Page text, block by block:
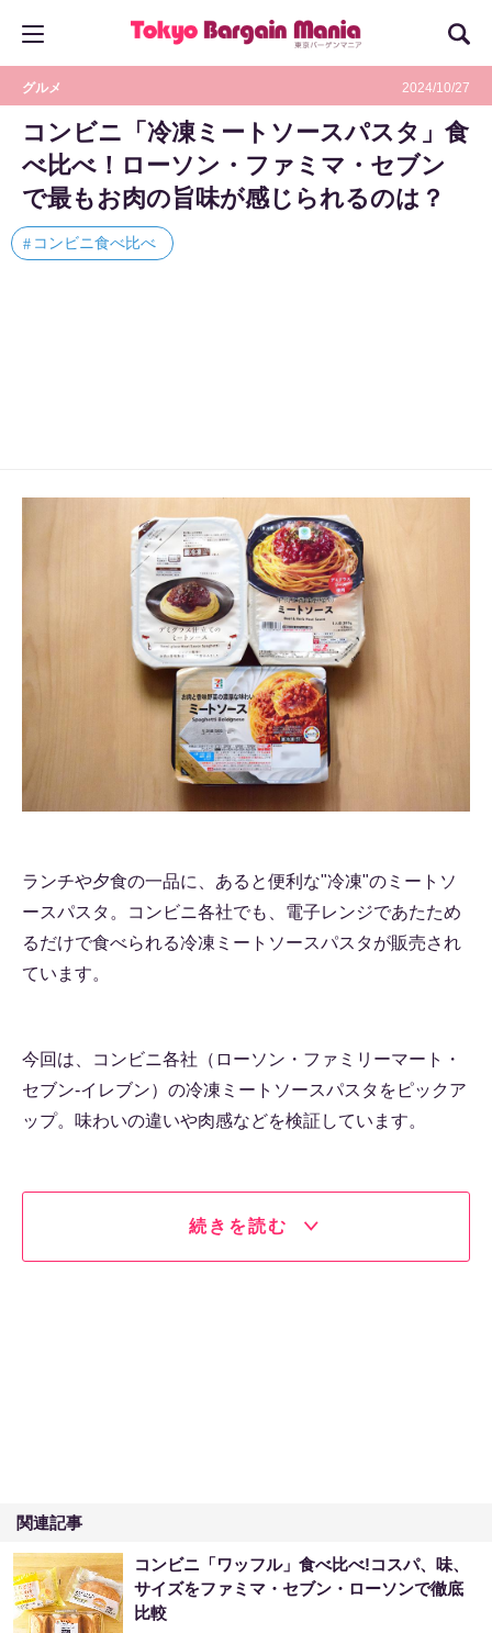
グルメ 2024/10/27
コンビニ「冷凍ミートソースパスタ」食
べ比べ！ローソン・ファミマ・セブン
で最もお肉の旨味が感じられるのは？
コンビニ食べ比べ
ランチや夕食の一品に、あると便利な"冷凍"のミートソ
ースパスタ。コンビニ各社でも、電子レンジであたため
るだけで食べられる冷凍ミートソースパスタが販売され
ています。
今回は、コンビニ各社（ローソン・ファミリーマート・
セブン-イレブン）の冷凍ミートソースパスタをピックア
ップ。味わいの違いや肉感などを検証しています。
続きを読む
関連記事
コンビニ「ワッフル」食べ比べ!コスパ、味、
サイズをファミマ・セブン・ローソンで徹底
比較